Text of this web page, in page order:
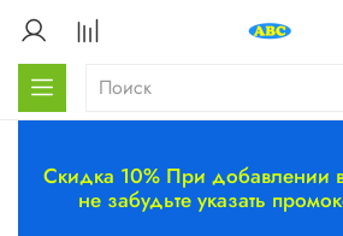
Скидка 10% При добавлении
не забудьте указать